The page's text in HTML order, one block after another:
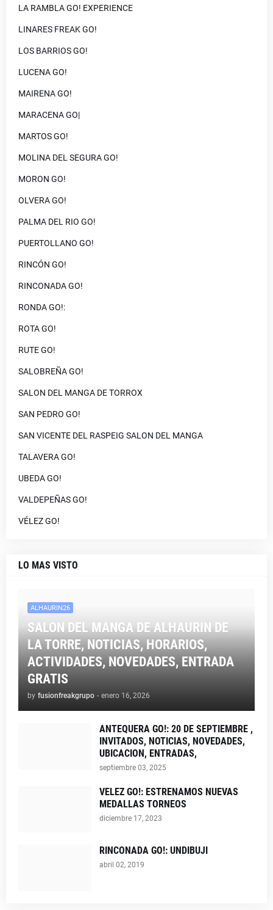
LA RAMBLA GO! EXPERIENCE
LINARES FREAK GO!
LOS BARRIOS GO!
LUCENA GO!
MAIRENA GO!
MARACENA GO|
MARTOS GO!
MOLINA DEL SEGURA GO!
MORON GO!
OLVERA GO!
PALMA DEL RIO GO!
PUERTOLLANO GO!
RINCÓN GO!
RINCONADA GO!
RONDA GO!:
ROTA GO!
RUTE GO!
SALOBREÑA GO!
SALON DEL MANGA DE TORROX
SAN PEDRO GO!
SAN VICENTE DEL RASPEIG SALON DEL MANGA
TALAVERA GO!
UBEDA GO!
VALDEPEÑAS GO!
VÉLEZ GO!
LO MAS VISTO
ALHAURIN26
SALON DEL MANGA DE ALHAURIN DE
LA TORRE, NOTICIAS, HORARIOS,
ACTIVIDADES, NOVEDADES, ENTRADA
GRATIS
by fusionfreakgrupo - enero 16, 2026
ANTEQUERA GO!: 20 DE SEPTIEMBRE ,
INVITADOS, NOTICIAS, NOVEDADES,
UBICACION, ENTRADAS,
septiembre 03, 2025
VELEZ GO!: ESTRENAMOS NUEVAS
MEDALLAS TORNEOS
diciembre 17, 2023
RINCONADA GO!: UNDIBUJI
abril 02, 2019